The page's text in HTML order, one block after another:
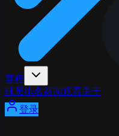
赛程
球员排名新闻观看关于
登录